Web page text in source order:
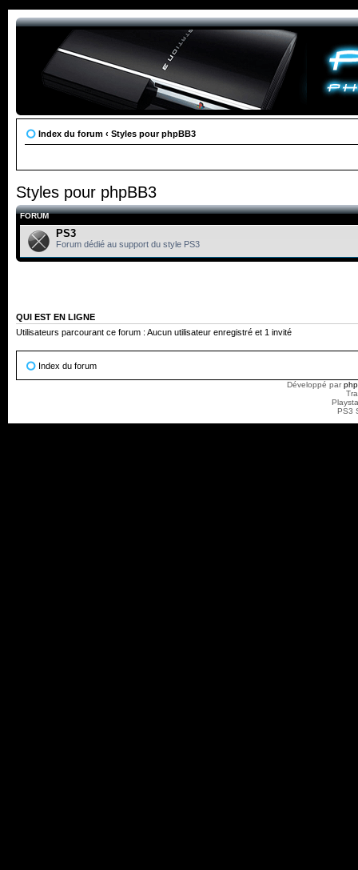
Index du forum ‹ Styles pour phpBB3
Styles pour phpBB3
FORUM
PS3
Forum dédié au support du style PS3
QUI EST EN LIGNE
Utilisateurs parcourant ce forum : Aucun utilisateur enregistré et 1 invité
Index du forum
Développé par
PS3